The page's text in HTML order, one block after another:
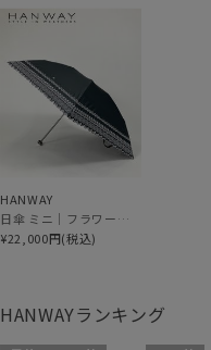
HANWAY
日傘 ミニ｜フラワーミックス刺繍 [HANWAY]
¥22,000円(税込)
HANWAYランキング